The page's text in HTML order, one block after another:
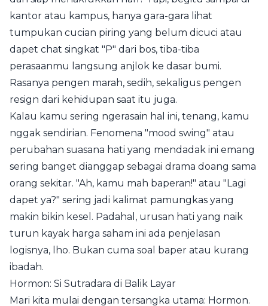
kantor atau kampus, hanya gara-gara lihat
tumpukan cucian piring yang belum dicuci atau
dapet chat singkat "P" dari bos, tiba-tiba
perasaanmu langsung anjlok ke dasar bumi.
Rasanya pengen marah, sedih, sekaligus pengen
resign dari kehidupan saat itu juga.
Kalau kamu sering ngerasain hal ini, tenang, kamu
nggak sendirian. Fenomena "mood swing" atau
perubahan suasana hati yang mendadak ini emang
sering banget dianggap sebagai drama doang sama
orang sekitar. "Ah, kamu mah baperan!" atau "Lagi
dapet ya?" sering jadi kalimat pamungkas yang
makin bikin kesel. Padahal, urusan hati yang naik
turun kayak harga saham ini ada penjelasan
logisnya, lho. Bukan cuma soal baper atau kurang
ibadah.
Hormon: Si Sutradara di Balik Layar
Mari kita mulai dengan tersangka utama: Hormon.